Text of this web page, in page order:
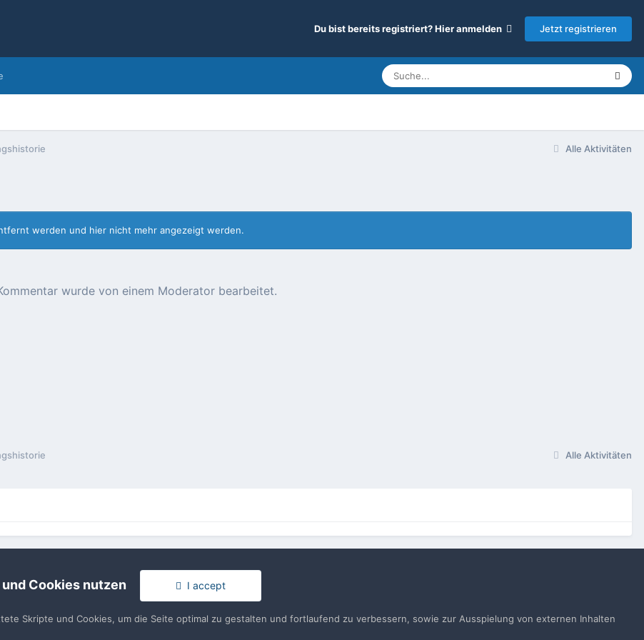
Du bist bereits registriert? Hier anmelden Jetzt registrieren
Alle Aktivitäten
werden und hier nicht mehr angezeigt werden.
wurde von einem Moderator bearbeitet.
Alle Aktivitäten
Realisierung: IN-Solution
Powered by Invision Community
Cookies nutzen I accept
Skripte und Cookies, um die Seite optimal zu gestalten und fortlaufend zu verbessern, sowie zur Ausspielung von externen Inhalten